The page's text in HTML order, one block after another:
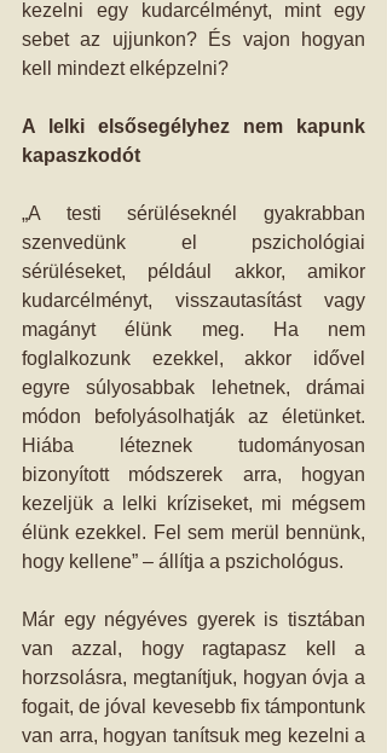
kezelni egy kudarcélményt, mint egy
sebet az ujjunkon? És vajon hogyan
kell mindezt elképzelni?
A lelki elsősegélyhez nem kapunk
kapaszkodót
„A testi sérüléseknél gyakrabban
szenvedünk el pszichológiai
sérüléseket, például akkor, amikor
kudarcélményt, visszautasítást vagy
magányt élünk meg. Ha nem
foglalkozunk ezekkel, akkor idővel
egyre súlyosabbak lehetnek, drámai
módon befolyásolhatják az életünket.
Hiába léteznek tudományosan
bizonyított módszerek arra, hogyan
kezeljük a lelki kríziseket, mi mégsem
élünk ezekkel. Fel sem merül bennünk,
hogy kellene” – állítja a pszichológus.
Már egy négyéves gyerek is tisztában
van azzal, hogy ragtapasz kell a
horzsolásra, megtanítjuk, hogyan óvja a
fogait, de jóval kevesebb fix támpontunk
van arra, hogyan tanítsuk meg kezelni a